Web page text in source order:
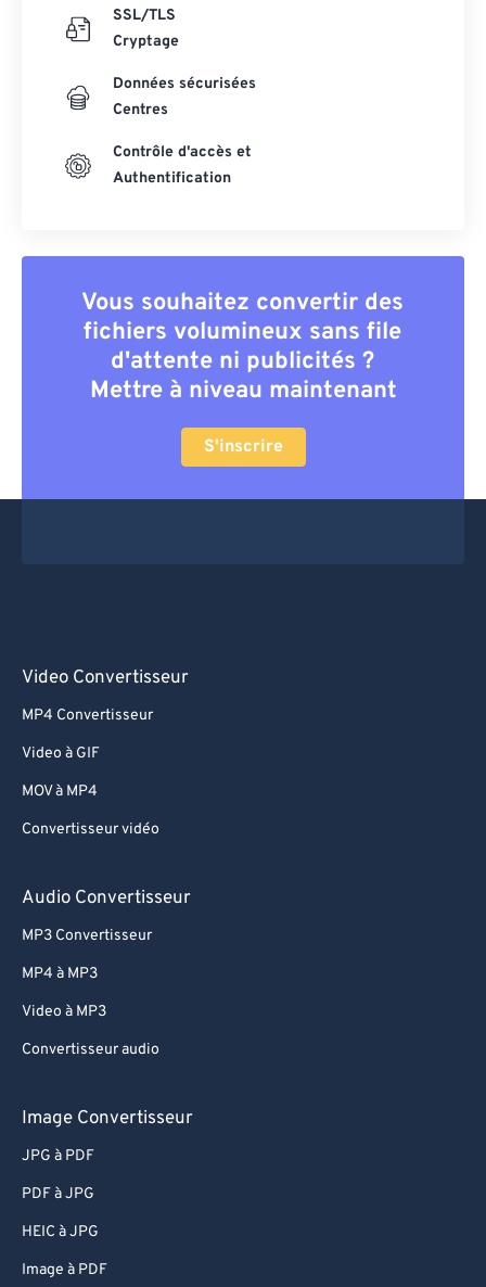
SSL/TLS
Cryptage
Données sécurisées
Centres
Contrôle d'accès et
Authentification
Vous souhaitez convertir des
fichiers volumineux sans file
d'attente ni publicités ?
Mettre à niveau maintenant
S'inscrire
Video Convertisseur
MP4 Convertisseur
Video à GIF
MOV à MP4
Convertisseur vidéo
Audio Convertisseur
MP3 Convertisseur
MP4 à MP3
Video à MP3
Convertisseur audio
Image Convertisseur
JPG à PDF
PDF à JPG
HEIC à JPG
Image à PDF